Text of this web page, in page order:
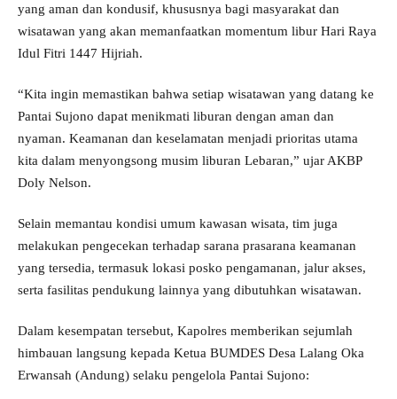
yang aman dan kondusif, khususnya bagi masyarakat dan
wisatawan yang akan memanfaatkan momentum libur Hari Raya
Idul Fitri 1447 Hijriah.
“Kita ingin memastikan bahwa setiap wisatawan yang datang ke
Pantai Sujono dapat menikmati liburan dengan aman dan
nyaman. Keamanan dan keselamatan menjadi prioritas utama
kita dalam menyongsong musim liburan Lebaran,” ujar AKBP
Doly Nelson.
Selain memantau kondisi umum kawasan wisata, tim juga
melakukan pengecekan terhadap sarana prasarana keamanan
yang tersedia, termasuk lokasi posko pengamanan, jalur akses,
serta fasilitas pendukung lainnya yang dibutuhkan wisatawan.
Dalam kesempatan tersebut, Kapolres memberikan sejumlah
himbauan langsung kepada Ketua BUMDES Desa Lalang Oka
Erwansah (Andung) selaku pengelola Pantai Sujono: